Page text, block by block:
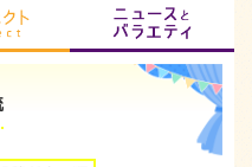
タ プロジェクト